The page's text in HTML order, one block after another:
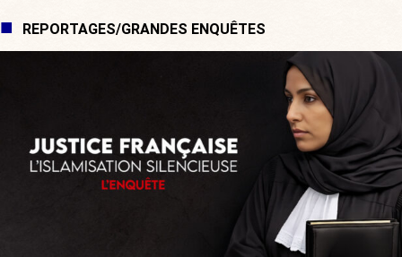
REPORTAGES/GRANDES ENQUÊTES